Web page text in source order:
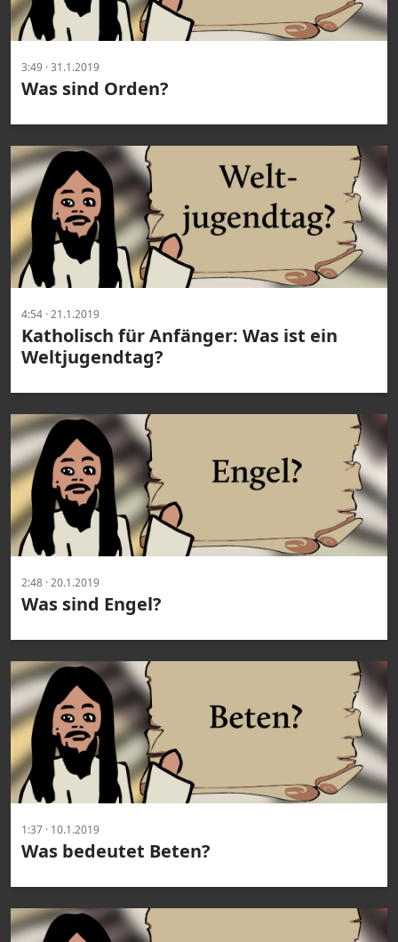
3:49 · 31.1.2019
Was sind Orden?
4:54 · 21.1.2019
Katholisch für Anfänger: Was ist ein
Weltjugendtag?
2:48 · 20.1.2019
Was sind Engel?
1:37 · 10.1.2019
Was bedeutet Beten?